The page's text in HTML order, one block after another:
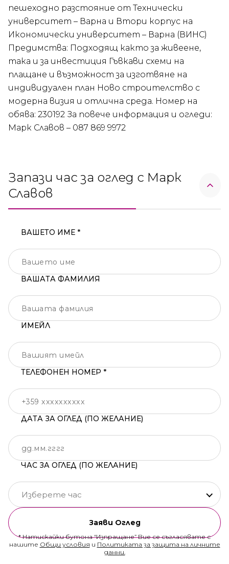
пешеходно разстояние от Технически
университет – Варна и Втори корпус на
Икономически университет – Варна (ВИНС)
Предимства: Подходящ както за живеене,
така и за инвестиция Гъвкави схеми на
плащане и възможност за изготвяне на
индивидуален план Ново строителство с
модерна визия и отлична среда. Номер на
обява: 230192 За повече информация и огледи:
Марк Славов – 087 869 9972
Запази час за оглед с Марк
Славов
ВАШЕТО ИМЕ *
ВАШАТА ФАМИЛИЯ
ИМЕЙЛ
ТЕЛЕФОНЕН НОМЕР *
ДАТА ЗА ОГЛЕД (ПО ЖЕЛАНИЕ)
ЧАС ЗА ОГЛЕД (ПО ЖЕЛАНИЕ)
Изберете час
Заяви Оглед
* Натискайки бутона “Изпращане” Вие се съгласявате с
нашите Общи условия и Политиката за защита на личните
данни.